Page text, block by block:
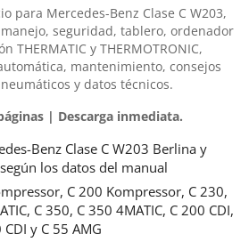
para Mercedes-Benz Clase C W203,
seguridad, tablero, ordenador
THERMATIC y THERMOTRONIC,
mantenimiento, consejos
y datos técnicos.
| Descarga inmediata.
Benz Clase C W203 Berlina y
los datos del manual
C 200 Kompressor, C 230,
C 350, C 350 4MATIC, C 200 CDI,
y C 55 AMG